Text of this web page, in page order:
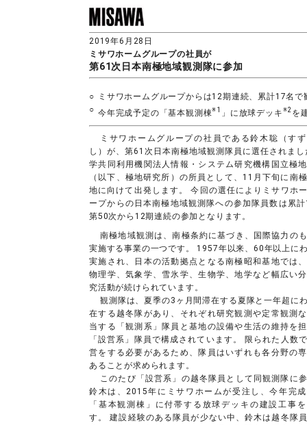
2019年6月28日
ミサワホームグループの社員が
第61次日本南極地域観測隊に参加
○
ミサワホームグループからは12期連続、累計17名で
○ 今年完成予定の「基本観測棟※1 」に放球デッキ※2 を
ミサワホームグループの社員である鈴木聡（す
し）が、第61次日本南極地域観測隊員に選任されま
学共同利用機関法人情報・システム研究機構国立極
（以下、極地研究所）の所員として、11月下旬に南
地に向けて出発します。 今回の選任によりミサワホ
ープからの日本南極地域観測隊への参加隊員数は累
第50次から12期連続の参加となります。
南極地域観測は、南極条約に基づき、国際協力の
実施する事業の一つです。 1957年以来、60年以上に
実施され、日本の活動拠点となる南極昭和基地では
物理学、気象学、雪氷学、生物学、地学など幅広い
究活動が続けられています。
観測隊は、夏季の3ヶ月間滞在する夏隊と一年超に
在する越冬隊があり、それぞれ研究観測や定常観測
当する「観測系」隊員と基地の設備や生活の維持を
「設営系」隊員で構成されています。 限られた人数
営をする必要があるため、隊員はいずれも各分野の
あることが求められます。
このたび「設営系」の越冬隊員として同観測隊に
鈴木は、2015年にミサワホームが受注し、今年完
「基本観測棟」に付帯する放球デッキの建設工事
す。 建設経験のある隊員が少ない中、鈴木は越冬隊